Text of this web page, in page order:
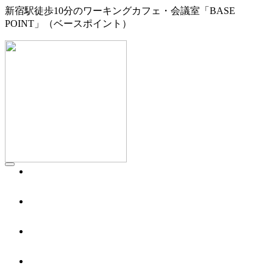
新宿駅徒歩10分のワーキングカフェ・会議室「BASE
POINT」（ベースポイント）